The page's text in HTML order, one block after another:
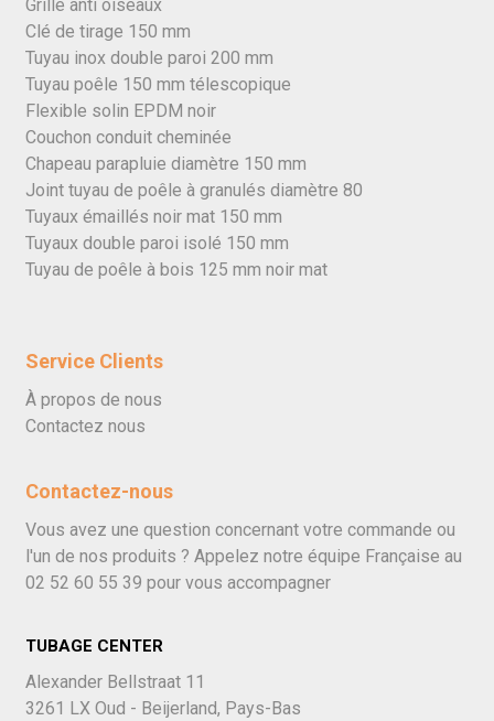
Grille anti oiseaux
Clé de tirage 150 mm
Tuyau inox double paroi 200 mm
Tuyau poêle 150 mm télescopique
Flexible solin EPDM noir
Couchon conduit cheminée
Chapeau parapluie diamètre 150 mm
Joint tuyau de poêle à granulés diamètre 80
Tuyaux émaillés noir mat 150 mm
Tuyaux double paroi isolé 150 mm
Tuyau de poêle à bois 125 mm noir mat
Service Clients
À propos de nous
Contactez nous
Contactez-nous
Vous avez une question concernant votre commande ou
l'un de nos produits ? Appelez notre équipe Française au
02 52 60 55 39 pour vous accompagner
TUBAGE CENTER
Alexander Bellstraat 11
3261 LX Oud - Beijerland, Pays-Bas